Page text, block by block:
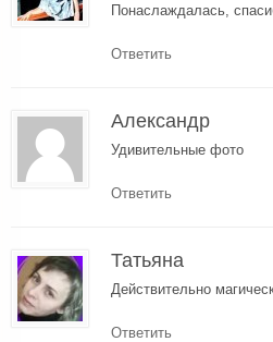
Понаслаждалась,
Ответить
Александр
Удивительные фото
Ответить
Татьяна
Действительно
Ответить